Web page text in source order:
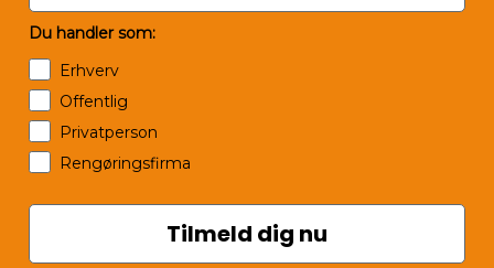
Du handler som:
Erhverv
Offentlig
Privatperson
Rengøringsfirma
Tilmeld dig nu